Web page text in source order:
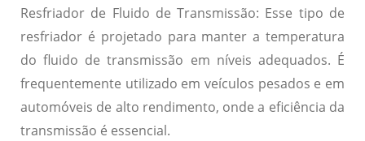
Resfriador de Fluido de Transmissão: Esse tipo de
resfriador é projetado para manter a temperatura
do fluido de transmissão em níveis adequados. É
frequentemente utilizado em veículos pesados e em
automóveis de alto rendimento, onde a eficiência da
transmissão é essencial.